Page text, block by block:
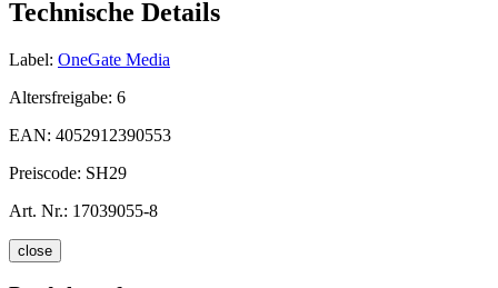
Technische Details
Label: OneGate Media
Altersfreigabe: 6
EAN: 4052912390553
Preiscode: SH29
Art. Nr.: 17039055-8
close